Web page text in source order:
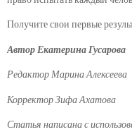
Получите свои первые
Автор Екатерина Гусарова
Редактор Марина Алексеева
Корректор Зифа Ахатова
Статья написана с